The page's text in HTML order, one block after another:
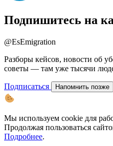
Подпишитесь на
@EsEmigration
Разборы кейсов, новости об
советы — там уже тысячи
Подписаться Напомнить позже
Мы используем cookie для
Продолжая пользоваться
Подробнее.